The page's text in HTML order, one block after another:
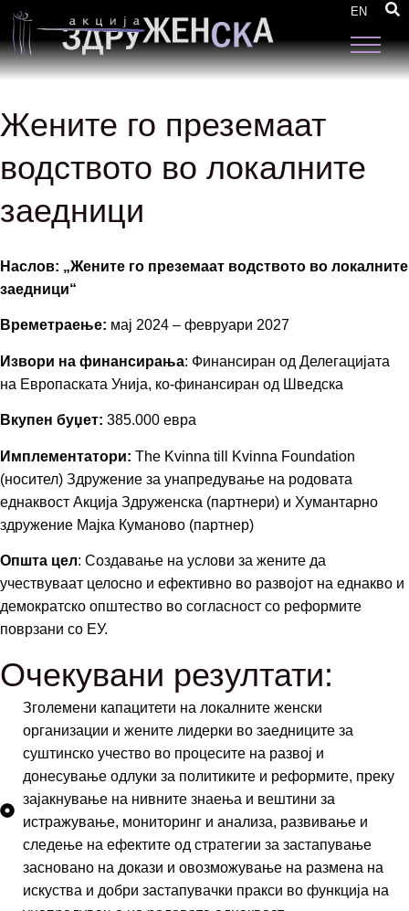
EN
Жените го преземаат
водството во локалните
заедници
Наслов: „Жените го преземаат водството во локалните
заедници“
Времетраење: мај 2024 – февруари 2027
Извори на финансирања: Финансиран од Делегацијата
на Европаската Унија, ко-финансиран од Шведска
Вкупен буџет: 385.000 евра
Имплементатори: The Kvinna till Kvinna Foundation
(носител) Здружение за унапредување на родовата
еднаквост Акција Здруженска (партнери) и Хумантарно
здружение Мајка Куманово (партнер)
Општа цел: Создавање на услови за жените да
учествуваат целосно и ефективно во развојот на еднакво и
демократско општество во согласност со реформите
поврзани со ЕУ.
Очекувани резултати:
Зголемени капацитети на локалните женски
организации и жените лидерки во заедниците за
суштинско учество во процесите на развој и
донесување одлуки за политиките и реформите, преку
зајакнување на нивните знаења и вештини за
истражување, мониторинг и анализа, развивање и
следење на ефектите од стратегии за застапување
засновано на докази и овозможување на размена на
искуства и добри застапувачки пракси во функција на